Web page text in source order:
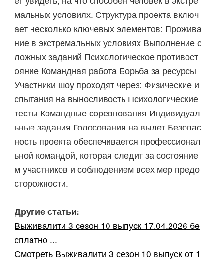
мальных условиях. Структура проекта включ
ает несколько ключевых элементов: Прожива
ние в экстремальных условиях Выполнение с
ложных заданий Психологическое противост
ояние Командная работа Борьба за ресурсы
Участники шоу проходят через: Физические и
спытания на выносливость Психологические
тесты Командные соревнования Индивидуал
ьные задания Голосования на вылет Безопас
ность проекта обеспечивается профессионал
ьной командой, которая следит за состояние
м участников и соблюдением всех мер предо
сторожности.
Другие статьи:
Выживалити 3 сезон 10 выпуск 17.04.2026 бе
сплатно ...
Смотреть Выживалити 3 сезон 10 выпуск от 1